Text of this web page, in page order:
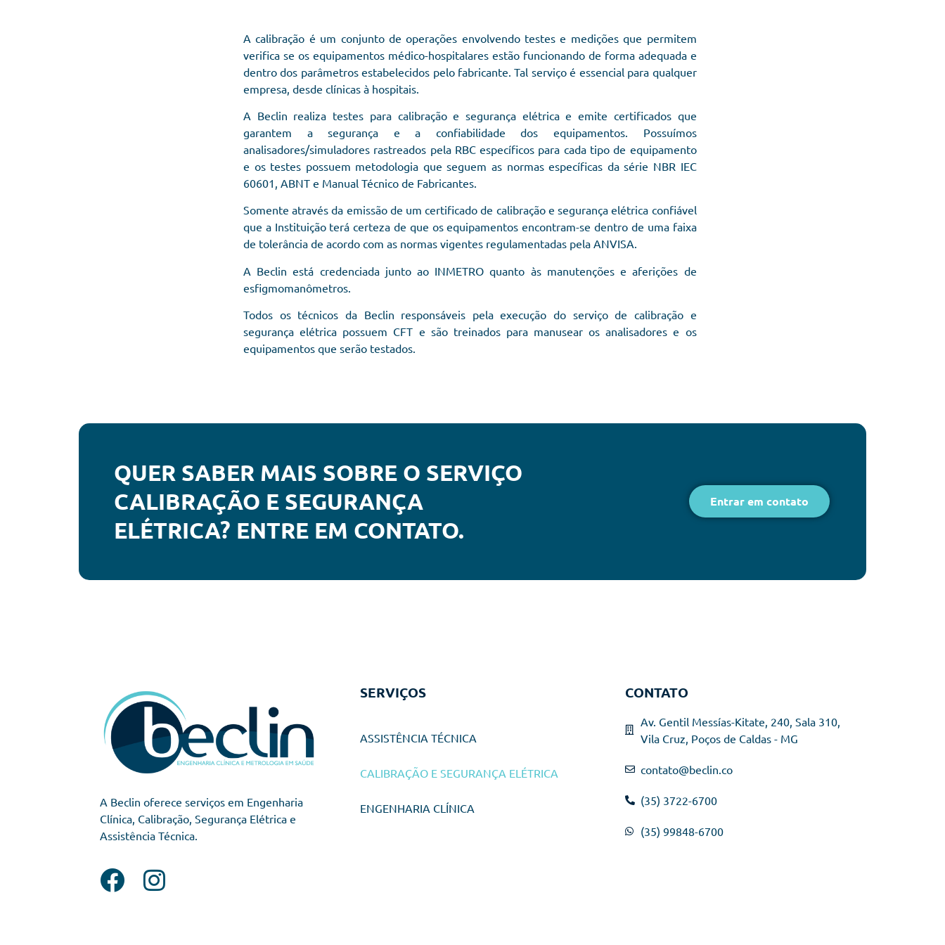
A calibração é um conjunto de operações envolvendo testes e medições que permitem
verifica se os equipamentos médico-hospitalares estão funcionando de forma adequada e
dentro dos parâmetros estabelecidos pelo fabricante. Tal serviço é essencial para qualquer
empresa, desde clínicas à hospitais.
A Beclin realiza testes para calibração e segurança elétrica e emite certificados que
garantem a segurança e a confiabilidade dos equipamentos. Possuímos
analisadores/simuladores rastreados pela RBC específicos para cada tipo de equipamento
e os testes possuem metodologia que seguem as normas específicas da série NBR IEC
60601, ABNT e Manual Técnico de Fabricantes.
Somente através da emissão de um certificado de calibração e segurança elétrica confiável
que a Instituição terá certeza de que os equipamentos encontram-se dentro de uma faixa
de tolerância de acordo com as normas vigentes regulamentadas pela ANVISA.
A Beclin está credenciada junto ao INMETRO quanto às manutenções e aferições de
esfigmomanômetros.
Todos os técnicos da Beclin responsáveis pela execução do serviço de calibração e
segurança elétrica possuem CFT e são treinados para manusear os analisadores e os
equipamentos que serão testados.
QUER SABER MAIS SOBRE O SERVIÇO
CALIBRAÇÃO E SEGURANÇA
ELÉTRICA? ENTRE EM CONTATO.
Entrar em contato
A Beclin oferece serviços em Engenharia
Clínica, Calibração, Segurança Elétrica e
Assistência Técnica.
SERVIÇOS
ASSISTÊNCIA TÉCNICA
CALIBRAÇÃO E SEGURANÇA ELÉTRICA
ENGENHARIA CLÍNICA
CONTATO
Av. Gentil Messías-Kitate, 240, Sala 310,
Vila Cruz, Poços de Caldas - MG
contato@beclin.co
(35) 3722-6700
(35) 99848-6700